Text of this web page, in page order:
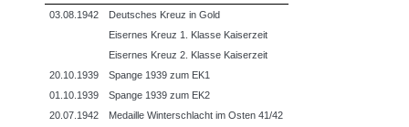
03.08.1942
Deutsches Kreuz in Gold
Eisernes Kreuz 1. Klasse Kaiserzeit
Eisernes Kreuz 2. Klasse Kaiserzeit
20.10.1939
Spange 1939 zum EK1
01.10.1939
Spange 1939 zum EK2
20.07.1942
Medaille Winterschlacht im Osten 41/42